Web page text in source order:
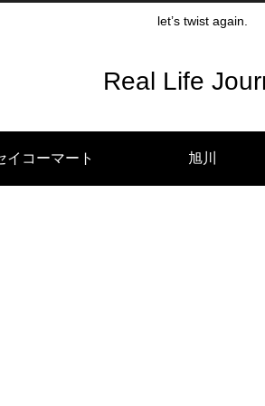
let’s twist again.
Real Life
イコーマート 旭川